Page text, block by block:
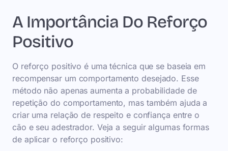
A Importância Do Reforço
Positivo
O reforço positivo é uma técnica que se baseia em
recompensar um comportamento desejado. Esse
método não apenas aumenta a probabilidade de
repetição do comportamento, mas também ajuda a
criar uma relação de respeito e confiança entre o
cão e seu adestrador. Veja a seguir algumas formas
de aplicar o reforço positivo: